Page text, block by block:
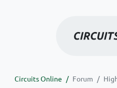
Circuits Online Forum